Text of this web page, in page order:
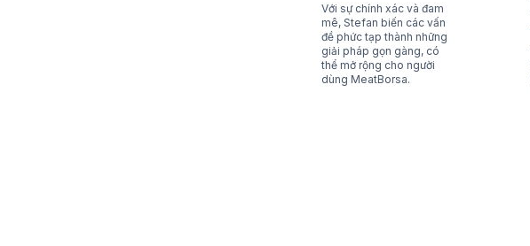
Với sự chính xác và đam
mê, Stefan biến các vấn
đề phức tạp thành những
giải pháp gọn gàng, có
thể mở rộng cho người
dùng MeatBorsa.